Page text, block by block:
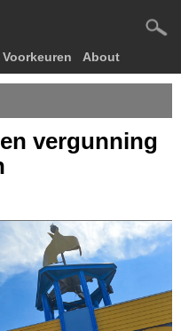
Voorkeuren About
vergunning